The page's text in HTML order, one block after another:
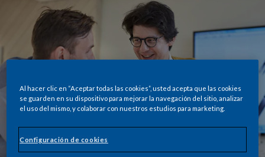
Al hacer clic en “Aceptar todas las cookies”, usted acepta que las cookies
se guarden en su dispositivo para mejorar la navegación del sitio, analizar
el uso del mismo, y colaborar con nuestros estudios para marketing.
Configuración de cookies